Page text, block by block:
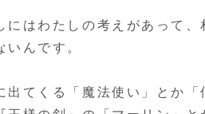
はわたしの考えがあって、
んです。
てくる「魔法使い」とか